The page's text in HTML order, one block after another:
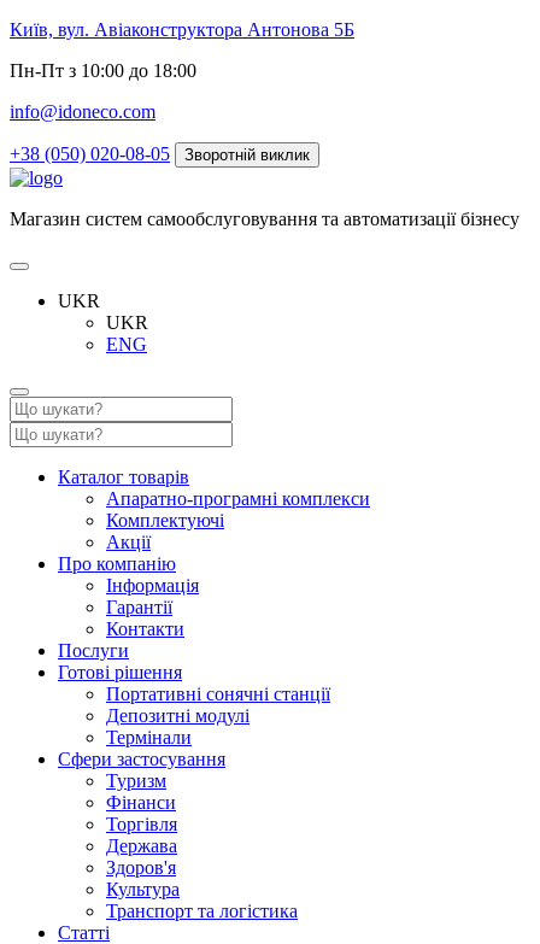
Київ, вул. Авіаконструктора Антонова 5Б
Пн-Пт з 10:00 до 18:00
info@idoneco.com
+38 (050) 020-08-05 Зворотній виклик
Магазин систем самообслуговування та автоматизації бізнесу
UKR
UKR
ENG
Каталог товарів
Апаратно-програмні комплекси
Комплектуючі
Акції
Про компанію
Інформація
Гарантії
Контакти
Послуги
Готові рішення
Портативні сонячні станції
Депозитні модулі
Термінали
Сфери застосування
Туризм
Фінанси
Торгівля
Держава
Здоров'я
Культура
Транспорт та логістика
Статті